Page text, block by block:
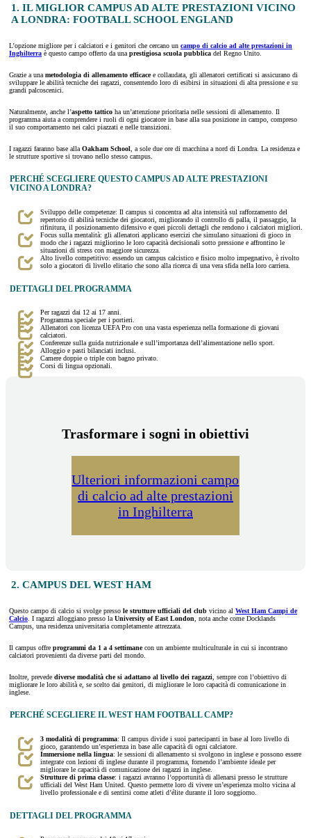
1. IL MIGLIOR CAMPUS AD ALTE PRESTAZIONI VICINO
A LONDRA: FOOTBALL SCHOOL ENGLAND
L’opzione migliore per i calciatori e i genitori che cercano un campo di calcio ad alte prestazioni in
Inghilterra è questo campo offerto da una prestigiosa scuola pubblica del Regno Unito.
Grazie a una metodologia di allenamento efficacee collaudata, gli allenatori certificati si assicurano di
sviluppare le abilità tecniche dei ragazzi, consentendo loro di esibirsi in situazioni di alta pressione e su
grandi palcoscenici.
Naturalmente, anche l’aspetto tattico ha un’attenzione prioritaria nelle sessioni di allenamento. Il
programma aiuta a comprendere i ruoli di ogni giocatore in base alla sua posizione in campo, compreso
il suo comportamento nei calci piazzati e nelle transizioni.
I ragazzi faranno base alla Oakham School , a sole due ore di macchina a nord di Londra. La residenza e
le strutture sportive si trovano nello stesso campus.
PERCHÉ SCEGLIERE QUESTO CAMPUS AD ALTE PRESTAZIONI
VICINO A LONDRA?
Sviluppo delle competenze: Il campus si concentra ad alta intensità sul rafforzamento del
repertorio di abilità tecniche dei giocatori, migliorando il controllo di palla, il passaggio, la
rifinitura, il posizionamento difensivo e quei piccoli dettagli che rendono i calciatori migliori.
Focus sulla mentalità: gli allenatori applicano esercizi che simulano situazioni di gioco in
modo che i ragazzi migliorino le loro capacità decisionali sotto pressione e affrontino le
situazioni di stress con maggiore sicurezza.
Alto livello competitivo: essendo un campus calcistico e fisico molto impegnativo, è rivolto
solo a giocatori di livello elitario che sono alla ricerca di una vera sfida nella loro carriera.
DETTAGLI DEL PROGRAMMA
Per ragazzi dai 12 ai 17 anni.
Programma speciale per i portieri.
Allenatori con licenza UEFA Pro con una vasta esperienza nella formazione di giovani
calciatori.
Conferenze sulla guida nutrizionale e sull’importanza dell’alimentazione nello sport.
Alloggio e pasti bilanciati inclusi.
Camere doppie o triple con bagno privato.
Corsi di lingua opzionali.
Trasformare i sogni in obiettivi
Ulteriori informazioni campo
di calcio ad alte prestazioni
in Inghilterra
2. CAMPUS DEL WEST HAM
Questo campo di calcio si svolge presso le strutture ufficiali del club vicino al West Ham Campi de
Calcio . I ragazzi alloggiano presso la University of East London , nota anche come Docklands
Campus, una residenza universitaria completamente attrezzata.
Il campus offre programmi da 1 a 4 settimanecon un ambiente multiculturale in cui si incontrano
calciatori provenienti da diverse parti del mondo.
Inoltre, prevede diverse modalità che si adattano al livello dei ragazzi , sempre con l’obiettivo di
migliorare le loro abilità e, se scelto dai genitori, di migliorare le loro capacità di comunicazione in
inglese.
PERCHÉ SCEGLIERE IL WEST HAM FOOTBALL CAMP?
3 modalità di programma: Il campus divide i suoi partecipanti in base al loro livello di
gioco, garantendo un’esperienza in base alle capacità di ogni calciatore.
Immersione nella lingua: le sessioni di allenamento si svolgono in inglese e possono essere
integrate con lezioni di inglese durante il programma, fornendo l’ambiente ideale per
migliorare le capacità di comunicazione dei ragazzi in inglese.
Strutture di prima classe: i ragazzi avranno l’opportunità di allenarsi presso le strutture
ufficiali del West Ham United. Questo permette loro di vivere un’esperienza molto vicina al
livello professionale e di sentirsi come atleti d’élite durante il loro soggiorno.
DETTAGLI DEL PROGRAMMA